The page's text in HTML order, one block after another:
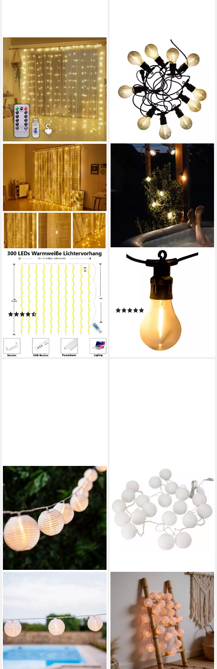
MONTEGONI
Lichterkette 3x3M 300 LED
Lichterkette, USB betrieben,
Fernbedienung, 8 Modi mit
warmweißem Licht und IP65
wasserdicht
(12)
11,49 € UVP 17,99 €
-36%
lieferbar - in 4-5 Werktagen bei dir
ESSENTIALS SMART HOME
SOLUTIONS
LED-Lichterkette 10m, 5m
Zuleitung und 5m Lampen,
verlängerbar
(3)
19,95 €
lieferbar - in 2-3 Werktagen bei dir